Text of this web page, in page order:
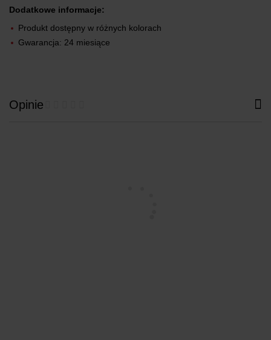
Dodatkowe informacje:
Produkt dostępny w różnych kolorach
Gwarancja: 24 miesiące
Opinie